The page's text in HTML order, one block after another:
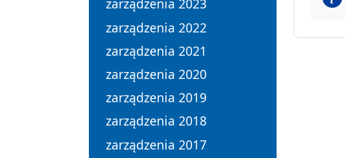
zarządzenia 2023
zarządzenia 2022
zarządzenia 2021
zarządzenia 2020
zarządzenia 2019
zarządzenia 2018
zarządzenia 2017